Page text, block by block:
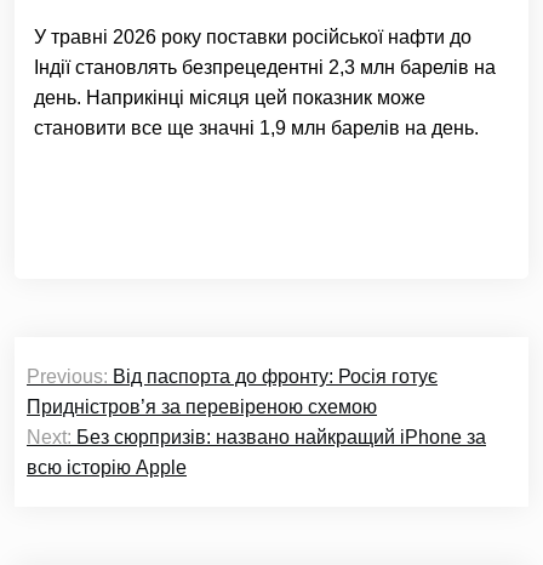
У травні 2026 року поставки російської нафти до
Індії становлять безпрецедентні 2,3 млн барелів на
день. Наприкінці місяця цей показник може
становити все ще значні 1,9 млн барелів на день.
записів
Previous: Від паспорта до фронту: Росія готує
Придністров’я за перевіреною схемою
Next: Без сюрпризів: названо найкращий iPhone за
всю історію Apple